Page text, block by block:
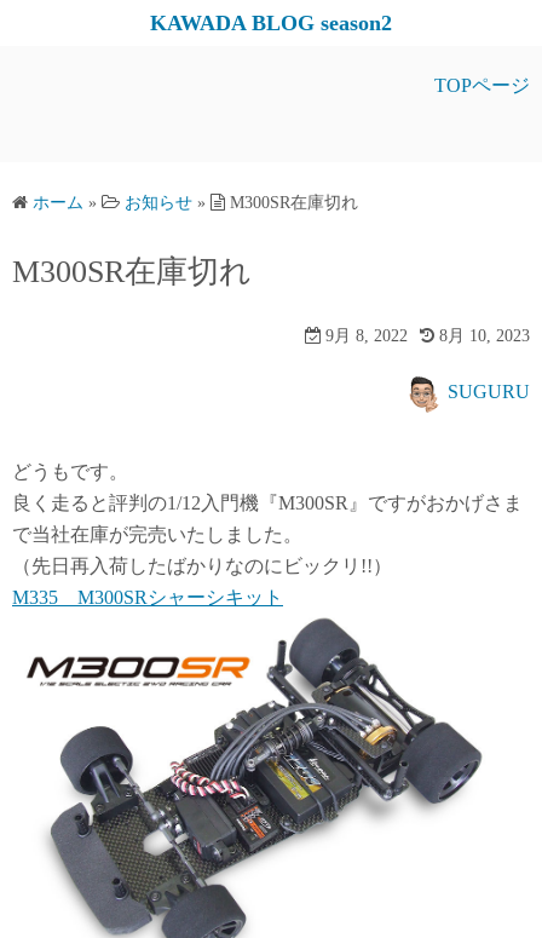
ス
ッ
KAWADA BLOG season2
TOPページ
ホーム » お知らせ » M300SR在庫切れ
M300SR在庫切れ
9月 8, 2022 8月 10, 2023
SUGURU
どうもです。
良く走ると評判の1/12入門機『M300SR』ですがおかげさま
で当社在庫が完売いたしました。
（先日再入荷したばかりなのにビックリ!!）
M335 M300SRシャーシキット